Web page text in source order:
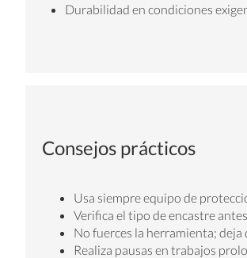
Durabilidad en condiciones
Consejos prácticos
Usa siempre equipo de
Verifica el tipo de encastre
No fuerces la herramienta; deja
Realiza pausas en trabajos